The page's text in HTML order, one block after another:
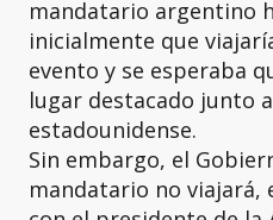
mandatario argentino
inicialmente que
evento y se esperaba
lugar destacado junto
estadounidense.
Sin embargo, el
mandatario no viajará,